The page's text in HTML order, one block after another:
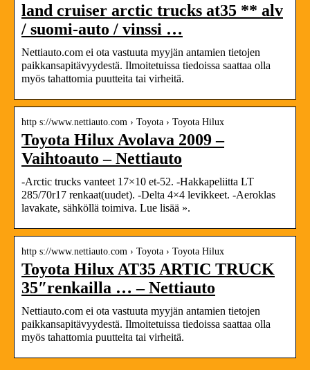
land cruiser arctic trucks at35 ** alv
/ suomi-auto / vinssi …
Nettiauto.com ei ota vastuuta myyjän antamien tietojen
paikkansapitävyydestä. Ilmoitetuissa tiedoissa saattaa olla
myös tahattomia puutteita tai virheitä.
http s://www.nettiauto.com › Toyota › Toyota Hilux
Toyota Hilux Avolava 2009 –
Vaihtoauto – Nettiauto
-Arctic trucks vanteet 17×10 et-52. -Hakkapeliitta LT
285/70r17 renkaat(uudet). -Delta 4×4 levikkeet. -Aeroklas
lavakate, sähköllä toimiva. Lue lisää ».
http s://www.nettiauto.com › Toyota › Toyota Hilux
Toyota Hilux AT35 ARTIC TRUCK
35″renkailla … – Nettiauto
Nettiauto.com ei ota vastuuta myyjän antamien tietojen
paikkansapitävyydestä. Ilmoitetuissa tiedoissa saattaa olla
myös tahattomia puutteita tai virheitä.